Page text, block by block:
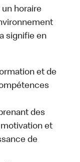
un horaire
signifie en
et de
des
et
de